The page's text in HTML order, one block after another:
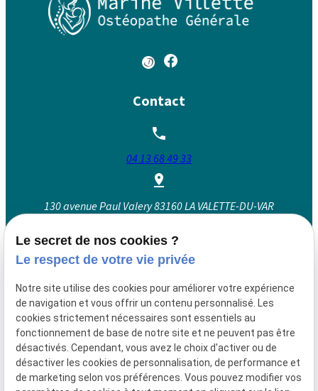
Contact
04 13 68 49 33
130 avenue Paul Valery83160 LA VALETTE-DU-VAR
Lundi au vendredi : 09:00 - 12:00 et 14:00 - 19:00
Mercredi : 09:00 - 12:00 et 14:00 - 18:00
Mentions légales
Siret :90103718400016
Le secret de nos cookies ?
Le respect de votre vie privée
Notre site utilise des cookies pour améliorer votre expérience
de navigation et vous offrir un contenu personnalisé. Les
cookies strictement nécessaires sont essentiels au
fonctionnement de base de notre site et ne peuvent pas être
désactivés. Cependant, vous avez le choix d'activer ou de
désactiver les cookies de personnalisation, de performance et
de marketing selon vos préférences. Vous pouvez modifier vos